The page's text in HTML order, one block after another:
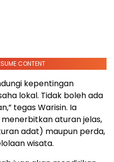
CONTENT
kepentingan
lokal. Tidak boleh ada
tegas Warisin. Ia
aturan jelas,
adat) maupun perda,
wisata.